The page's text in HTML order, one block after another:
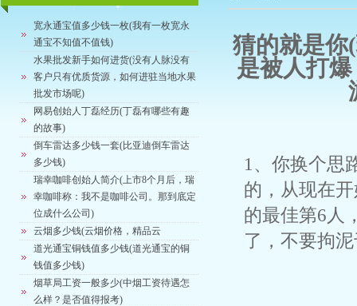
宽永通宝值多少钱一枚(我有一枚宽永
通宝不知值不值钱)
水果批发新手如何进货(没有人脉没有
客户只有优质货源，如何进驻当地水果
批发市场呢)
网易创始人丁磊经历(丁磊有哪些有趣
的故事)
倒车雷达多少钱一套(比亚迪倒车雷达
多少钱)
瑞幸咖啡创始人简介(上市8个月后，瑞
幸咖啡称：我不是咖啡公司。那到底定
位成什么公司)
云烟多少钱(云烟价格，精品云
道光通宝铜钱值多少钱(道光通宝的铜
钱值多少钱)
烟草局工资一般多少(中烟工资待遇怎
么样？是否值得报考)
猜的就是你
是被人打
1、你换个思
的，从现在
的最佳第6人
了，不要拘